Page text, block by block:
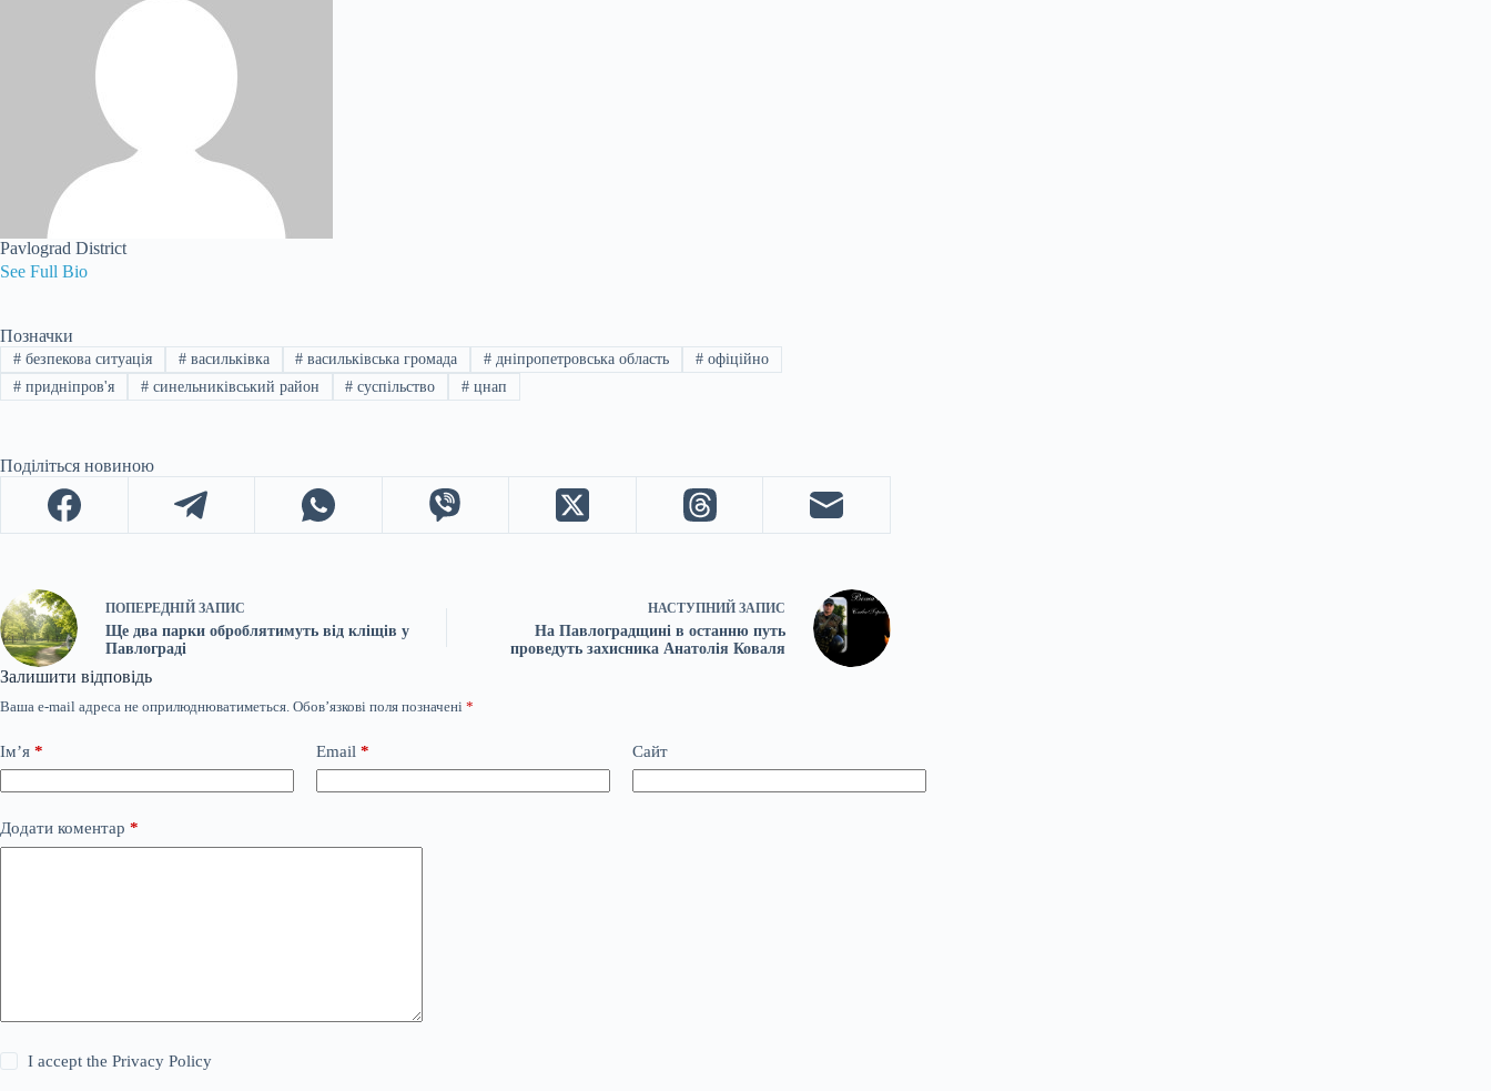
Pavlograd District
See Full Bio
Позначки
#безпекова ситуація #васильківка # васильківська громада # дніпропетровська область # офіційно
#придніпров'я #синельниківський район # суспільство # цнап
Поділіться новиною
ПОПЕРЕДНІЙ ЗАПИС
Ще два парки оброблятимуть від кліщів у
Павлограді
НАСТУПНИЙ ЗАПИС
На Павлоградщині в останню путь
проведуть захисника Анатолія Коваля
Залишити відповідь
Ваша e-mail адреса не оприлюднюватиметься. Обов’язкові поля позначені *
Ім’я * Email * Сайт
Додати коментар *
I accept thePrivacy Policy